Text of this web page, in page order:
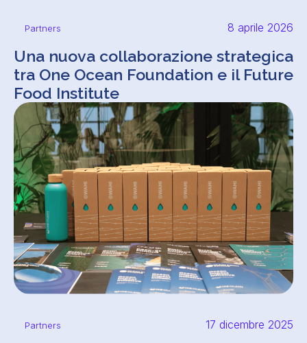
Partners 8 aprile 2026
Una nuova collaborazione strategica
tra One Ocean Foundation e il Future
Food Institute
Partners 17 dicembre 2025